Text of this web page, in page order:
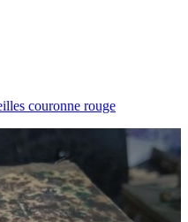
couronne rouge